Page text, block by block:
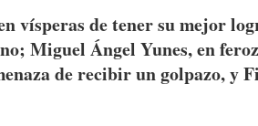
vísperas de tener su mejor
Miguel Ángel Yunes, en
de recibir un golpazo, y